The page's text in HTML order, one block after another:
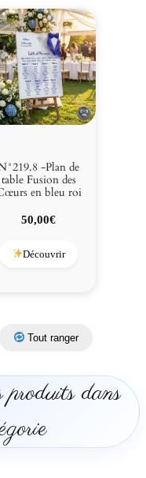
-Plan de
table Fusion des
en bleu roi
50,00€
Découvrir
Tout ranger
dans